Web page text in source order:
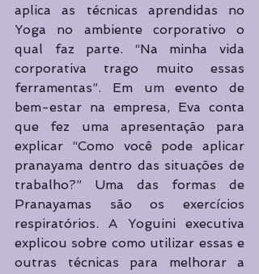
aplica as técnicas aprendidas no
Yoga no ambiente corporativo o
qual faz parte. “Na minha vida
corporativa trago muito essas
ferramentas”. Em um evento de
bem-estar na empresa, Eva conta
que fez uma apresentação para
explicar “Como você pode aplicar
pranayama dentro das situações de
trabalho?” Uma das formas de
Pranayamas são os exercícios
respiratórios. A Yoguini executiva
explicou sobre como utilizar essas e
outras técnicas para melhorar a